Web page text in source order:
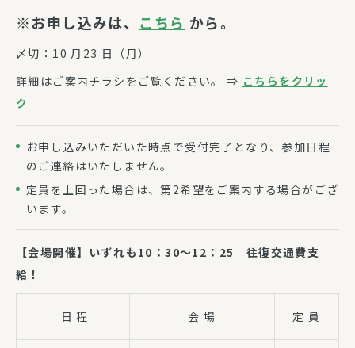
※お申し込みは、 こちら から。
〆切：10 月23 日（月）
詳細はご案内チラシをご覧ください。 ⇒ こちらをクリッ
ク
お申し込みいただいた時点で受付完了となり、参加日程
のご連絡はいたしません。
定員を上回った場合は、第2希望をご案内する場合がござ
います。
【会場開催】いずれも10：30～12：25 往復交通費支
給！
日 程 会 場 定 員